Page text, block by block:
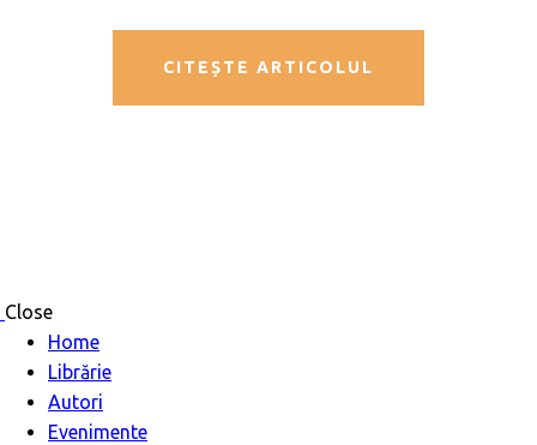
CITEȘTE ARTICOLUL
Close
Home
Librărie
Autori
Evenimente